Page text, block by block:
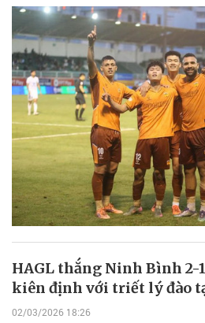
HAGL thắng Ninh Bình 2-
kiên định với triết lý đào
02/03/2026 18:26